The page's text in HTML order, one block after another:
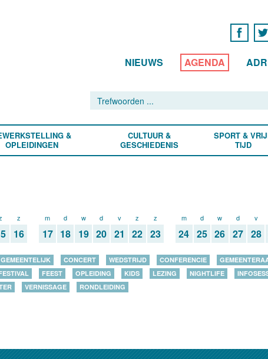
NIEUWS AGENDA
&
OPLEIDINGEN
CULTUUR &
GESCHIEDENIS
SPORT &
TIJD
z
16
m
17
d
18
w
19
d
20
v
21
z
22
z
23
m
24
d
25
w
26
d
27
v
28
GEMEENTELIJK CONCERT WEDSTRIJD CONFERENCIE
FEEST OPLEIDING KIDS LEZING NIGHTLIFE
VERNISSAGE RONDLEIDING